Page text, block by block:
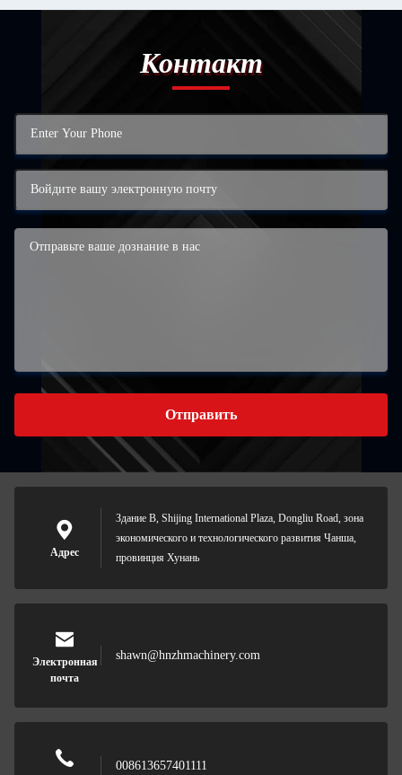
Контакт
Отправить
Адрес
Здание B, Shijing International Plaza, Dongliu Road, зона
экономического и технологического развития Чанша,
провинция Хунань
Электронная
почта
shawn@hnzhmachinery.com
008613657401111